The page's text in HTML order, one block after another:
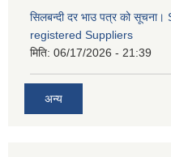
सिलबन्दी दर भाउ पत्र को
registered Suppliers
मिति: 06/17/2026 - 21:39
अन्य